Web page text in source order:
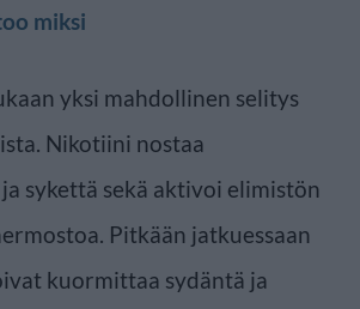
miksi
yksi mahdollinen selitys
Nikotiini nostaa
sykettä sekä aktivoi elimistön
Pitkään jatkuessaan
kuormittaa sydäntä ja